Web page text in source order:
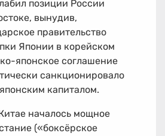
позиции России
вынудив,
правительство
Японии в корейском
японское соглашение
санкционировало
капиталом.
началось мощное
(«боксёрское